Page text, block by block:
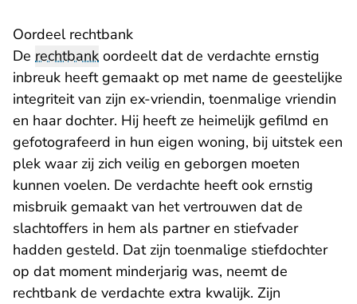
Oordeel rechtbank
De rechtbank oordeelt dat de verdachte ernstig
inbreuk heeft gemaakt op met name de geestelijke
integriteit van zijn ex-vriendin, toenmalige vriendin
en haar dochter. Hij heeft ze heimelijk gefilmd en
gefotografeerd in hun eigen woning, bij uitstek een
plek waar zij zich veilig en geborgen moeten
kunnen voelen. De verdachte heeft ook ernstig
misbruik gemaakt van het vertrouwen dat de
slachtoffers in hem als partner en stiefvader
hadden gesteld. Dat zijn toenmalige stiefdochter
op dat moment minderjarig was, neemt de
rechtbank de verdachte extra kwalijk. Zijn